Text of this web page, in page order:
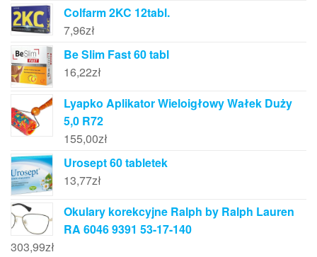
Colfarm 2KC 12tabl.
7,96zł
Be Slim Fast 60 tabl
16,22zł
Lyapko Aplikator Wieloigłowy Wałek Duży
5,0 R72
155,00zł
Urosept 60 tabletek
13,77zł
Okulary korekcyjne Ralph by Ralph Lauren
RA 6046 9391 53-17-140
303,99zł